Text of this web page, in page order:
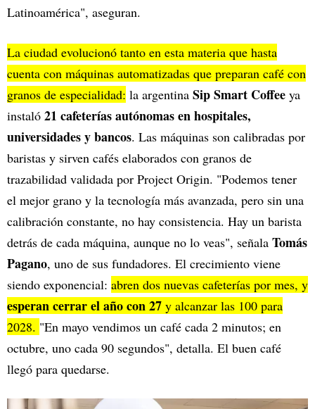
Latinoamérica", aseguran.
La ciudad evolucionó tanto en esta materia que hasta
cuenta con máquinas automatizadas que preparan café con
granos de especialidad: la argentina Sip Smart Coffee ya
instaló 21 cafeterías autónomas en hospitales,
universidades y bancos. Las máquinas son calibradas por
baristas y sirven cafés elaborados con granos de
trazabilidad validada por Project Origin. "Podemos tener
el mejor grano y la tecnología más avanzada, pero sin una
calibración constante, no hay consistencia. Hay un barista
detrás de cada máquina, aunque no lo veas", señala Tomás
Pagano, uno de sus fundadores. El crecimiento viene
siendo exponencial: abren dos nuevas cafeterías por mes, y
esperan cerrar el año con 27 y alcanzar las 100 para
2028. "En mayo vendimos un café cada 2 minutos; en
octubre, uno cada 90 segundos", detalla. El buen café
llegó para quedarse.